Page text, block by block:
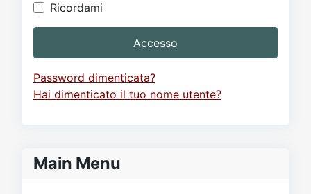
Ricordami
Accesso
Password dimenticata?
Hai dimenticato il tuo nome utente?
Main Menu